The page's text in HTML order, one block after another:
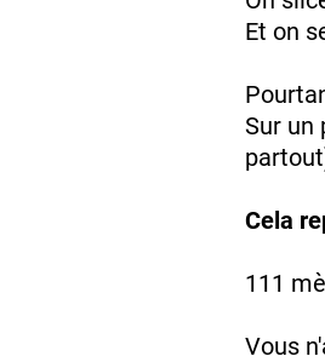
Et on
Sur un
Cela
111
Vous